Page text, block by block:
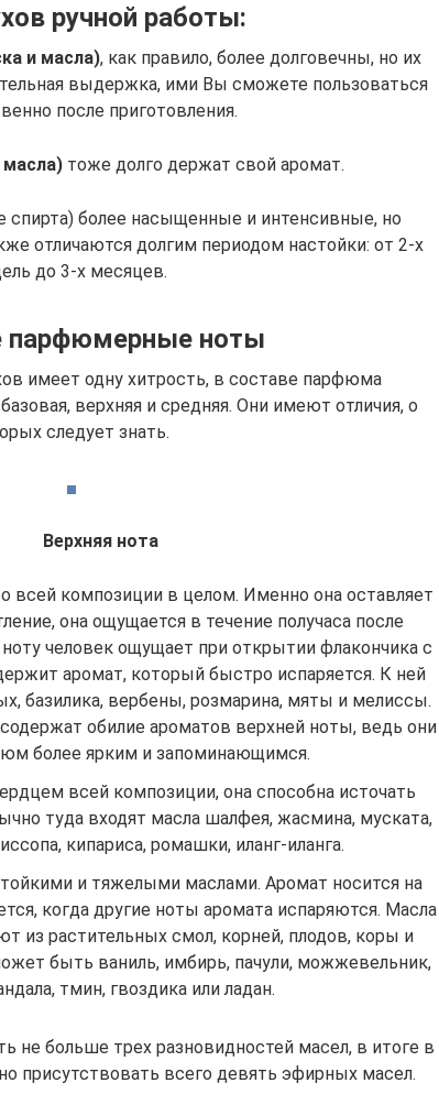
ручной работы:
и масла), как правило, более долговечны, но их
выдержка, ими Вы сможете пользоваться
после приготовления.
масла) тоже долго держат свой аромат.
спирта) более насыщенные и интенсивные, но
отличаются долгим периодом настойки: от 2-х
до 3-х месяцев.
парфюмерные ноты
имеет одну хитрость, в составе парфюма
верхняя и средняя. Они имеют отличия, о
следует знать.
Верхняя нота
всей композиции в целом. Именно она оставляет
она ощущается в течение получаса после
человек ощущает при открытии флакончика с
аромат, который быстро испаряется. К ней
базилика, вербены, розмарина, мяты и мелиссы.
обилие ароматов верхней ноты, ведь они
более ярким и запоминающимся.
всей композиции, она способна источать
туда входят масла шалфея, жасмина, муската,
кипариса, ромашки, иланг-иланга.
и тяжелыми маслами. Аромат носится на
когда другие ноты аромата испаряются. Масла
из растительных смол, корней, плодов, коры и
быть ваниль, имбирь, пачули, можжевельник,
тмин, гвоздика или ладан.
не больше трех разновидностей масел, в итоге в
присутствовать всего девять эфирных масел.